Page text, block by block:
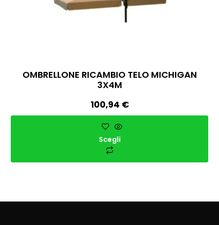
OMBRELLONE RICAMBIO TELO MICHIGAN
3X4M
100,94 €
Scegli